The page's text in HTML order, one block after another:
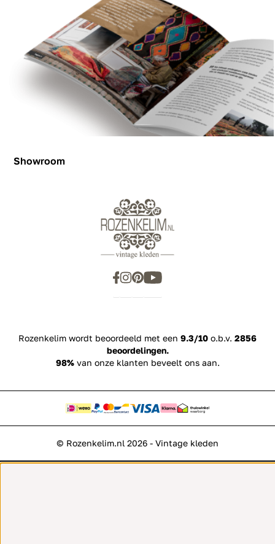
Showroom
Rozenkelim wordt beoordeeld met een 9.3/10 o.b.v. 2856
beoordelingen.
98%van onze klanten beveelt ons aan.
© Rozenkelim.nl 2026 - Vintage kleden